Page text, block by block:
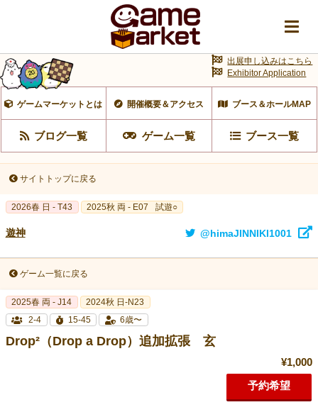
ゲームマーケットとは 開催概要＆アクセス ブース＆ホールMAP
ブログ一覧 ゲーム一覧 ブース一覧
出展申し込みはこちら
Exhibitor Application
サイトトップに戻る
2026春 日 - T43 2025秋 両 - E07 試遊○
遊神 @himaJINNIKI1001
ゲーム一覧に戻る
2025春 両 - J14
2024秋 日-N23
2-4
15-45 6歳〜
Drop²（Drop a Drop）追加拡張 玄
¥1,000
予約希望